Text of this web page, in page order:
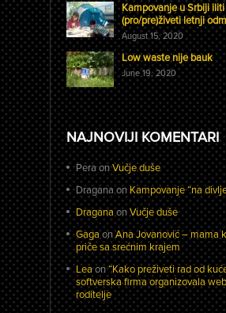
Kampovanje u Srbiji
(pro/pre)živeti letnji
August 15, 2020
Low waste nije bauk
June 19, 2020
NAJNOVIJI KOMENTARI
PeraonVučje duše
DraganaonKampovanje “na
DraganaonVučje duše
GagaonAna Jovanović – mama
priče sa srećnim krajem
Leaon“Kako preživeti rad od
softverska firma organizovala
roditelje